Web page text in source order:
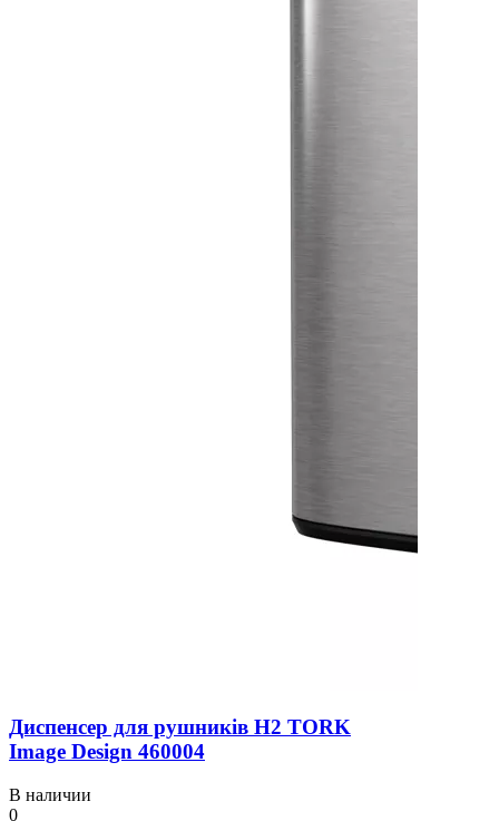
Диспенсер для рушників H2 TORK
Image Design 460004
В наличии
0